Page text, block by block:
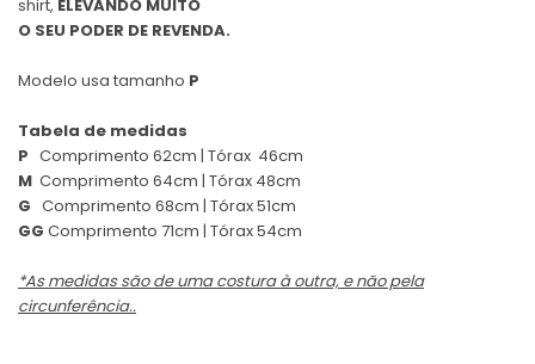
shirt, ELEVANDO MUITO
O SEU PODER DE REVENDA.
Modelo usa tamanho P
Tabela de medidas
P Comprimento 62cm | Tórax 46cm
M Comprimento 64cm | Tórax 48cm
G Comprimento 68cm | Tórax 51cm
GG Comprimento 71cm | Tórax 54cm
*As medidas são de uma costura à outra, e não pela
circunferência..